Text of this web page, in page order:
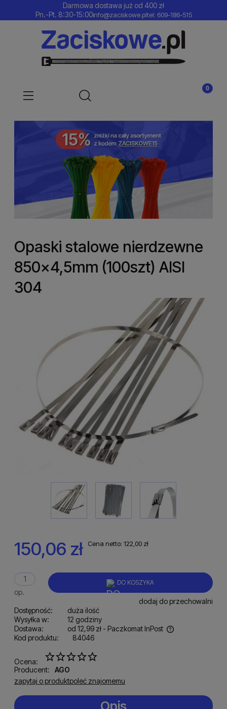
Darmowa dostawa już od 400 zł
Pn.-Pt. 8:30-15:00info@zaciskowe.pltel: 609-186-515
Opaski stalowe nierdzewne
850x4,5mm (100szt) AISI
304
150,06 zł Cena netto: 122,00 zł
op.
DO KOSZYKA
dodaj do przechowalni
Dostępność:
duża ilość
Wysyłka w:
12 godziny
Dostawa:
od 12,99 zł - Paczkomat InPost
Cena nie zawiera ewentualnych kosztów płatności
Kod produktu: 84046
Ocena:
Producent:
AGO
zapytaj o produktpoleć znajomemu
Opis